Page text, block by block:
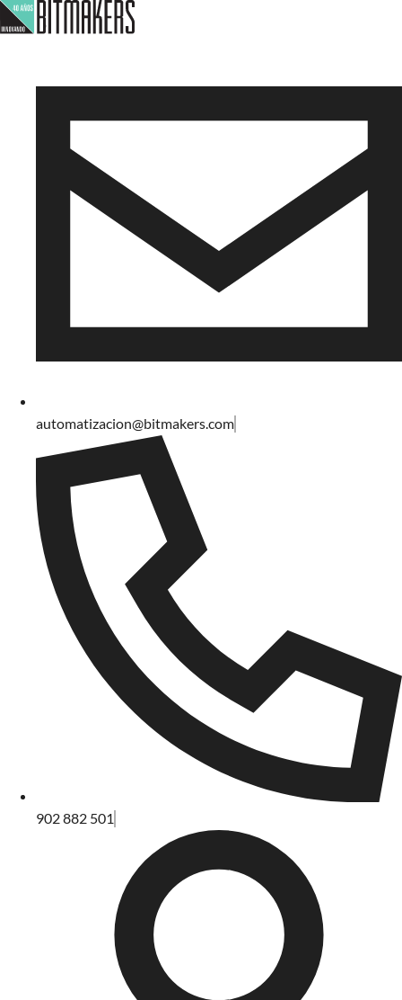
automatizacion@bitmakers.com
902 882 501